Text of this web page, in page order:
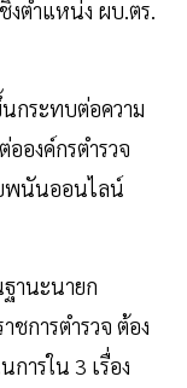
งตำแหน่ง ผบ.ตร.
กระทบต่อความ
องค์กรตำรวจ
บพนันออนไลน์
ฐานะนายก
ชการตำรวจ ต้อง
การใน 3 เรื่อง